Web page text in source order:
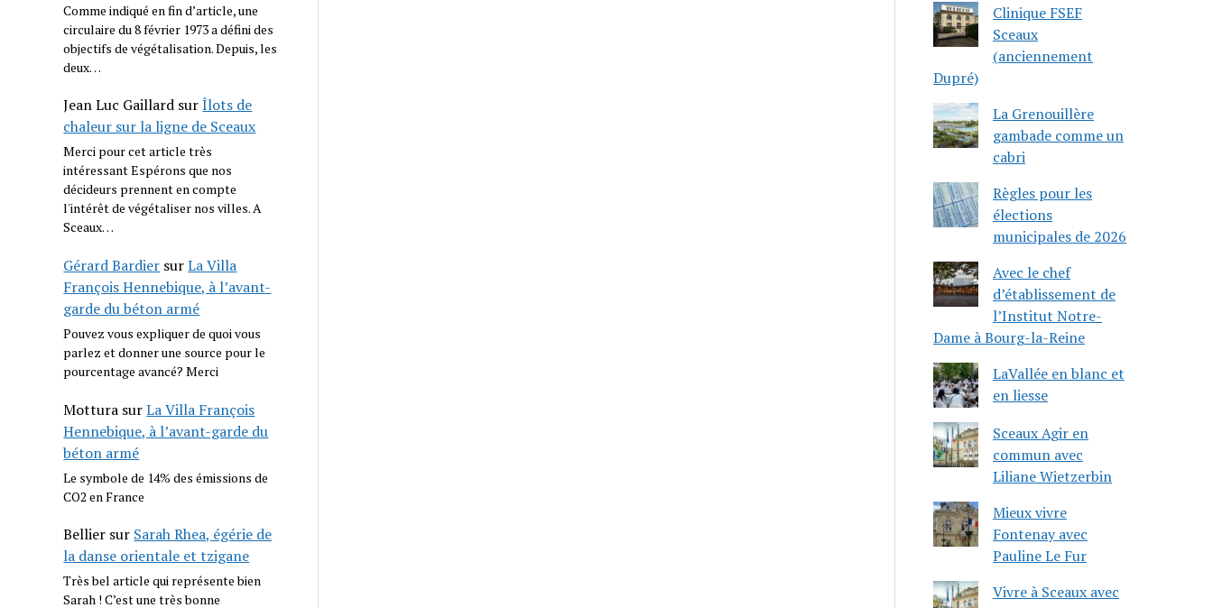
Comme indiqué en fin d’article, une
circulaire du 8 février 1973 a défini des
objectifs de végétalisation. Depuis, les
deux…
Jean Luc Gaillard surÎlots de
chaleur sur la ligne de Sceaux
Merci pour cet article très
intéressant Espérons que nos
décideurs prennent en compte
l'intérêt de végétaliser nos villes. A
Sceaux…
Gérard Bardier surLa Villa
François Hennebique, à l’avant-
garde du béton armé
Pouvez vous expliquer de quoi vous
parlez et donner une source pour le
pourcentage avancé? Merci
Mottura surLa Villa François
Hennebique, à l’avant-garde du
béton armé
Le symbole de 14% des émissions de
CO2 en France
Bellier sur Sarah Rhea, égérie de
la danse orientale et tzigane
Très bel article qui représente bien
Sarah ! C’est une très bonne
Clinique FSEF
Sceaux
(anciennement
Dupré)
La Grenouillère
gambade comme un
cabri
Règles pour les
élections
municipales de 2026
Avec le chef
d’établissement de
l’Institut Notre-
Dame à Bourg-la-Reine
LaVallée en blanc et
en liesse
Sceaux Agir en
commun avec
Liliane Wietzerbin
Mieux vivre
Fontenay avec
Pauline Le Fur
Vivre à Sceaux avec